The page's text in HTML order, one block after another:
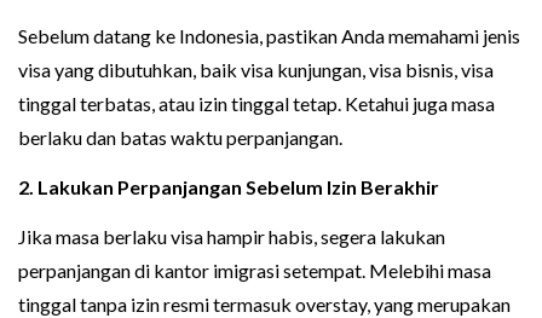
Sebelum datang ke Indonesia, pastikan Anda memahami jenis
visa yang dibutuhkan, baik visa kunjungan, visa bisnis, visa
tinggal terbatas, atau izin tinggal tetap. Ketahui juga masa
berlaku dan batas waktu perpanjangan.
2. Lakukan Perpanjangan Sebelum Izin Berakhir
Jika masa berlaku visa hampir habis, segera lakukan
perpanjangan di kantor imigrasi setempat. Melebihi masa
tinggal tanpa izin resmi termasuk overstay, yang merupakan